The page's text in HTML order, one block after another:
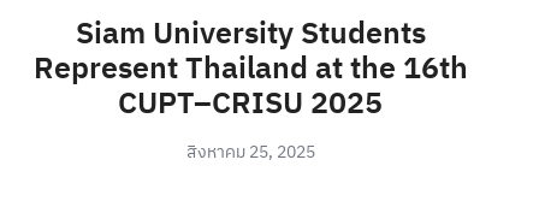
Siam University Students
Represent Thailand at the 16th
CUPT–CRISU 2025
สิงหาคม 25, 2025